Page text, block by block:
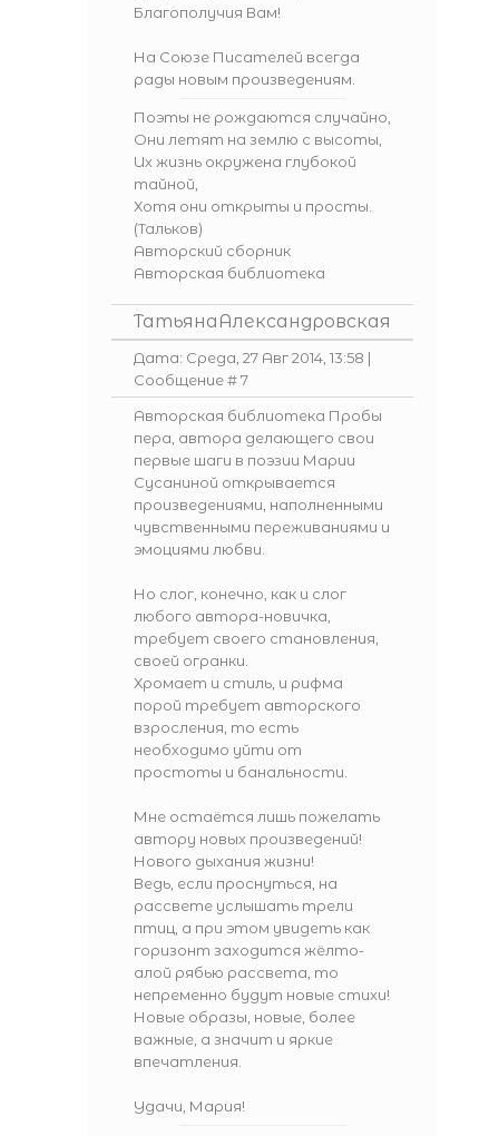
Благополучия Вам!
На Союзе Писателей всегда
рады новым произведениям.
Поэты не рождаются случайно,
Они летят на землю с высоты,
Их жизнь окружена глубокой
тайной,
Хотя они открыты и просты.
(Тальков)
Авторский сборник
Авторская библиотека
ТатьянаАлександровская
Дата: Среда, 27 Авг 2014, 13:58 |
Сообщение #7
Авторская библиотека Пробы
пера , автора делающего свои
первые шаги в поэзии Марии
Сусаниной открывается
произведениями, наполненными
чувственными переживаниями и
эмоциями любви.
Но слог, конечно, как и слог
любого автора-новичка,
требует своего становления,
своей огранки.
Хромает и стиль, и рифма
порой требует авторского
взросления, то есть
необходимо уйти от
простоты и банальности.
Мне остаётся лишь пожелать
автору новых произведений!
Нового дыхания жизни!
Ведь, если проснуться, на
рассвете услышать трели
птиц, а при этом увидеть как
горизонт заходится жёлто-
алой рябью рассвета, то
непременно будут новые стихи!
Новые образы, новые, более
важные, а значит и яркие
впечатления.
Удачи, Мария!